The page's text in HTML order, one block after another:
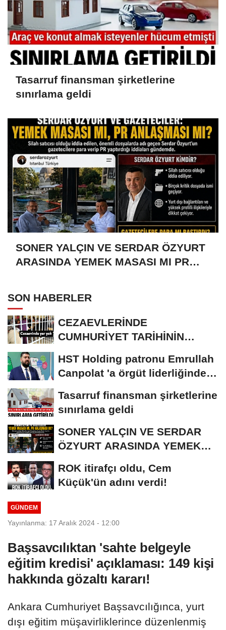
Tasarruf finansman şirketlerine
sınırlama geldi
SONER YALÇIN VE SERDAR ÖZYURT
ARASINDA YEMEK MASASI MI PR
SON HABERLER
CEZAEVLERİNDE
CUMHURİYET TARİHİNİN
KİŞİ...
HST Holding patronu Emrullah
Canpolat 'a örgüt liderliğinden
Tasarruf finansman şirketlerine
sınırlama geldi
SONER YALÇIN VE SERDAR
ÖZYURT ARASINDA YEMEK
ROK itirafçı oldu, Cem
Küçük'ün adını verdi!
GÜNDEM
Yayınlanma: 17 Aralık 2024 - 12:00
Başsavcılıktan 'sahte belgeyle
eğitim kredisi' açıklaması: 149 kişi
hakkında gözaltı kararı!
Ankara Cumhuriyet Başsavcılığınca, yurt
dışı eğitim müşavirliklerince düzenlenmiş